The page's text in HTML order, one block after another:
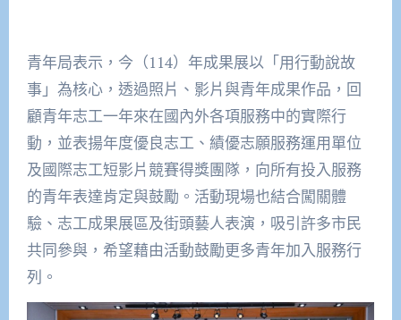
青年局表示，今（114）年成果展以「用行動說故
事」為核心，透過照片、影片與青年成果作品，回
顧青年志工一年來在國內外各項服務中的實際行
動，並表揚年度優良志工、績優志願服務運用單位
及國際志工短影片競賽得獎團隊，向所有投入服務
的青年表達肯定與鼓勵。活動現場也結合闖關體
驗、志工成果展區及街頭藝人表演，吸引許多市民
共同參與，希望藉由活動鼓勵更多青年加入服務行
列。